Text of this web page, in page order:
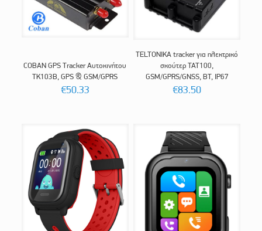
COBAN GPS Tracker Αυτοκινήτου
TK103B, GPS & GSM/GPRS
€50.33
TELTONIKA tracker για ηλεκτρικό
σκούτερ TAT100,
GSM/GPRS/GNSS, BT, IP67
€83.50